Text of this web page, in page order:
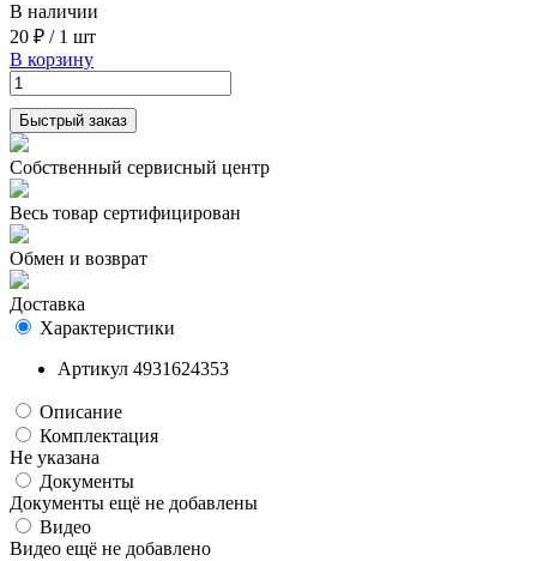
В наличии
20 ₽ / 1 шт
В корзину
Быстрый заказ
Собственный сервисный центр
Весь товар сертифицирован
Обмен и возврат
Доставка
Характеристики
Артикул 4931624353
Описание
Комплектация
Не указана
Документы
Документы ещё не добавлены
Видео
Видео ещё не добавлено